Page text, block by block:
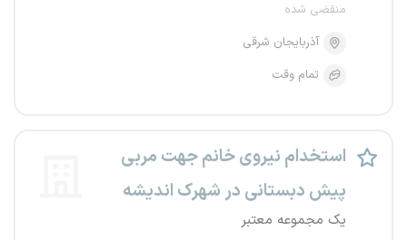
منقضی شده
آذربایجان شرقی
تمام وقت
استخدام نیروی خانم جهت مربی
پیش دبستانی در شهرک اندیشه
یک مجموعه معتبر